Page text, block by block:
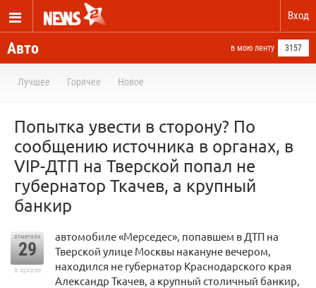
Вход
Авто в мою ленту 3157
Лучшее Горячее Новое
Попытка увести в сторону? По
сообщению источника в органах, в
VIP-ДТП на Тверской попал не
губернатор Ткачев, а крупный
банкир
отметили
29
в архиве
автомобиле «Мерседес», попавшем в ДТП на
Тверской улице Москвы накануне вечером,
находился не губернатор Краснодарского края
Александр Ткачев, а крупный столичный банкир,